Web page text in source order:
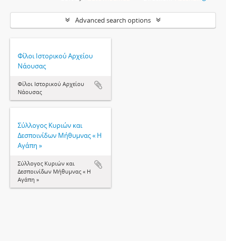
Advanced search options
Φίλοι Ιστορικού Αρχείου
Νάουσας
Φίλοι Ιστορικού Αρχείου
Νάουσας
Σύλλογος Κυριών και
Δεσποινίδων Μήθυμνας « Η
Αγάπη »
Σύλλογος Κυριών και
Δεσποινίδων Μήθυμνας « Η
Αγάπη »